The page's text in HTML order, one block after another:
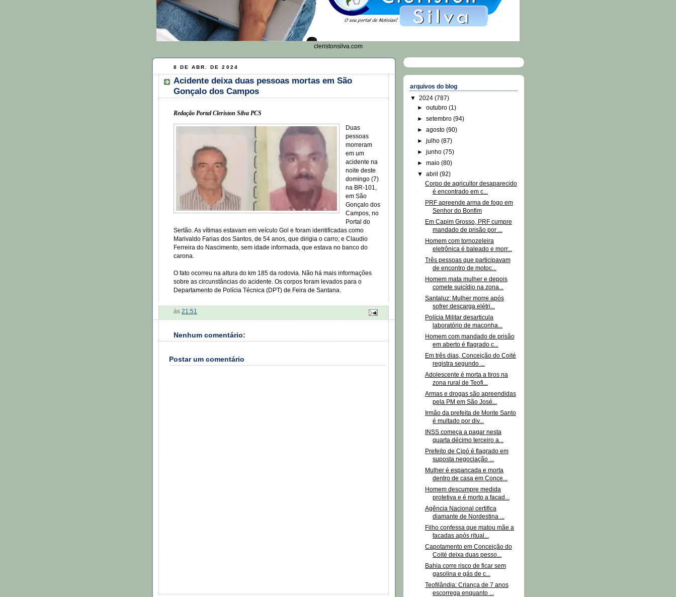
cleristonsilva.com
8 DE ABR. DE 2024
Acidente deixa duas pessoas mortas em São
Gonçalo dos Campos
Redação Portal Cleriston Silva PCS
Duas
pessoas
morreram
em um
acidente na
noite deste
domingo (7)
na BR-101,
em São
Gonçalo dos
Campos, no
Portal do
Sertão. As vítimas estavam em veículo Gol e foram identificadas como
Marivaldo Farias dos Santos, de 54 anos, que dirigia o carro; e Claudio
Ferreira do Nascimento, sem idade informada, que estava no banco do
carona.
O fato ocorreu na altura do km 185 da rodovia. Não há mais informações
sobre as circunstâncias do acidente. Os corpos foram levados para o
Departamento de Polícia Técnica (DPT) de Feira de Santana.
às 21:51
Nenhum comentário:
Postar um comentário
arquivos do blog
▼ 2024 (787)
►outubro(1)
►setembro(94)
►agosto(90)
►julho(87)
►junho(75)
►maio(80)
▼abril(92)
Corpo de agricultor desaparecido
é encontrado em c...
PRF apreende arma de fogo em
Senhor do Bonfim
Em Capim Grosso, PRF cumpre
mandado de prisão por ...
Homem com tornozeleira
eletrônica é baleado e morr...
Três pessoas que participavam
de encontro de motoc...
Homem mata mulher e depois
comete suicídio na zona...
Santaluz: Mulher morre após
sofrer descarga elétri...
Polícia Militar desarticula
laboratório de maconha...
Homem com mandado de prisão
em aberto é flagrado c...
Em três dias, Conceição do Coité
registra segundo ...
Adolescente é morta a tiros na
zona rural de Teofi...
Armas e drogas são apreendidas
pela PM em São José...
Irmão da prefeita de Monte Santo
é multado por div...
INSS começa a pagar nesta
quarta décimo terceiro a...
Prefeito de Cipó é flagrado em
suposta negociação ...
Mulher é espancada e morta
dentro de casa em Conce...
Homem descumpre medida
protetiva e é morto a facad...
Agência Nacional certifica
diamante de Nordestina ...
Filho confessa que matou mãe a
facadas após ritual...
Capotamento em Conceição do
Coité deixa duas pesso...
Bahia corre risco de ficar sem
gasolina e gás de c...
Teofilândia: Criança de 7 anos
escorrega enquanto ...